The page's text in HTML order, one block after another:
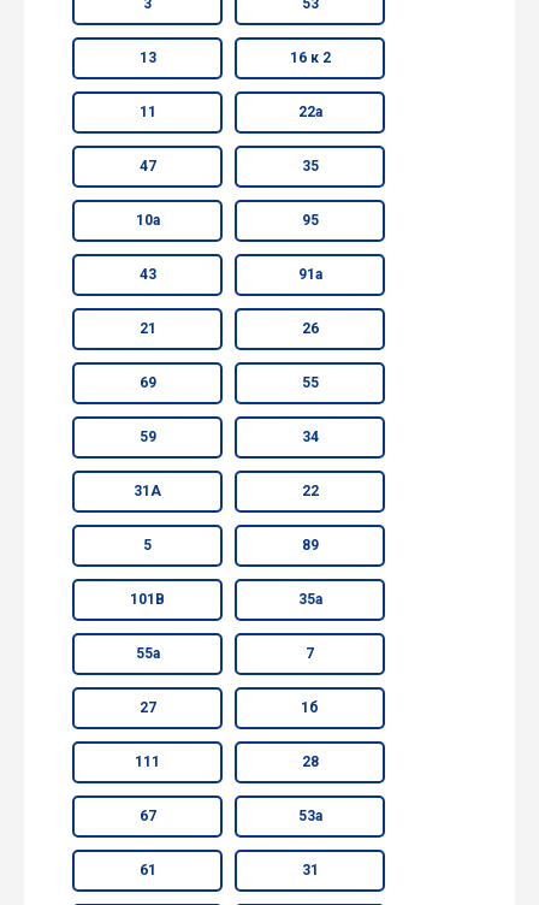
3 53
13 16 к 2
11 22а
47 35
10а 95
43 91а
21 26
69 55
59 34
31А 22
5 89
101В 35а
55а 7
27 1б
111 28
67 53а
61 31